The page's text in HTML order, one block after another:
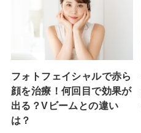
フォトフェイシャルで赤ら
顔を治療！何回目で効果が
出る？Vビームとの違い
は？